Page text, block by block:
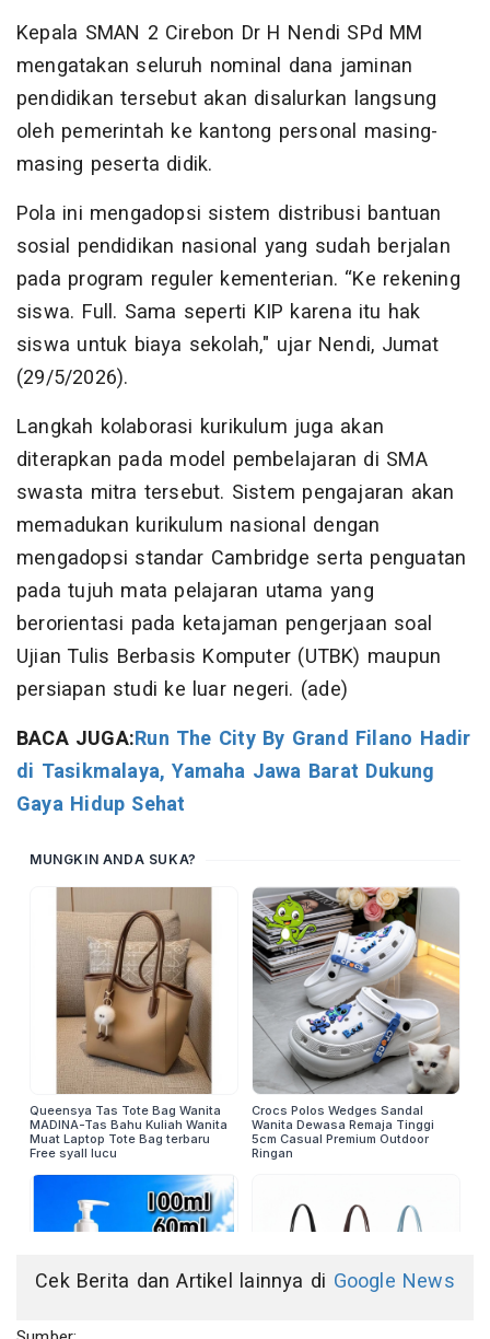
Kepala SMAN 2 Cirebon Dr H Nendi SPd MM
mengatakan seluruh nominal dana jaminan
pendidikan tersebut akan disalurkan langsung
oleh pemerintah ke kantong personal masing-
masing peserta didik.
Pola ini mengadopsi sistem distribusi bantuan
sosial pendidikan nasional yang sudah berjalan
pada program reguler kementerian. “Ke rekening
siswa. Full. Sama seperti KIP karena itu hak
siswa untuk biaya sekolah," ujar Nendi, Jumat
(29/5/2026).
Langkah kolaborasi kurikulum juga akan
diterapkan pada model pembelajaran di SMA
swasta mitra tersebut. Sistem pengajaran akan
memadukan kurikulum nasional dengan
mengadopsi standar Cambridge serta penguatan
pada tujuh mata pelajaran utama yang
berorientasi pada ketajaman pengerjaan soal
Ujian Tulis Berbasis Komputer (UTBK) maupun
persiapan studi ke luar negeri. (ade)
BACA JUGA:Run The City By Grand Filano Hadir
di Tasikmalaya, Yamaha Jawa Barat Dukung
Gaya Hidup Sehat
Cek Berita dan Artikel lainnya di Google News